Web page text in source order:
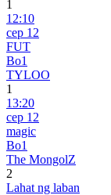
1
12:10
сер 12
FUT
Bo1
TYLOO
1
13:20
сер 12
magic
Bo1
The MongolZ
2
Lahat ng laban